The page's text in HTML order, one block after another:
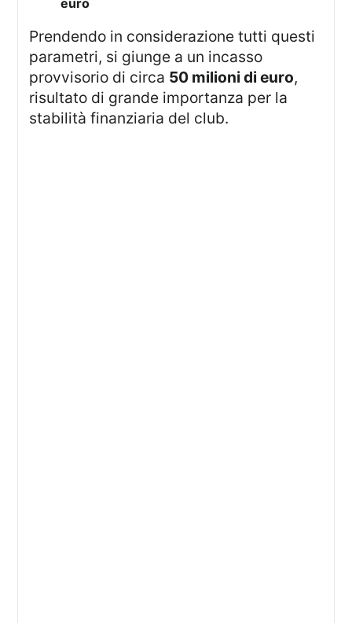
euro
Prendendo in considerazione tutti questi
parametri, si giunge a un incasso
provvisorio di circa 50 milioni di euro,
risultato di grande importanza per la
stabilità finanziaria del club.